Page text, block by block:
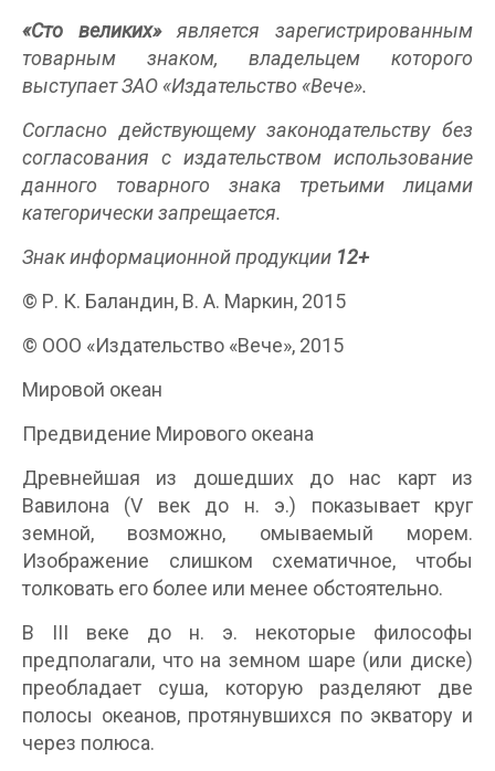
«Сто великих»является зарегистрированным
товарным знаком, владельцем которого
выступает ЗАО «Издательство «Вече».
Согласно действующему законодательству без
согласования с издательством использование
данного товарного знака третьими лицами
категорически запрещается.
Знак информационной продукции 12+
© Р. К. Баландин, В. А. Маркин, 2015
© ООО «Издательство «Вече», 2015
Мировой океан
Предвидение Мирового океана
Древнейшая из дошедших до нас карт из
Вавилона (V век до н. э.) показывает круг
земной, возможно, омываемый морем.
Изображение слишком схематичное, чтобы
толковать его более или менее обстоятельно.
В III веке до н. э. некоторые философы
предполагали, что на земном шаре (или диске)
преобладает суша, которую разделяют две
полосы океанов, протянувшихся по экватору и
через полюса.